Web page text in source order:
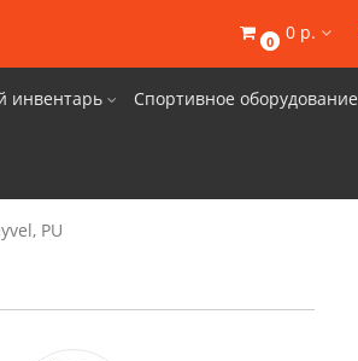
0 0 р.
инвентарь Спортивное оборудование
PU